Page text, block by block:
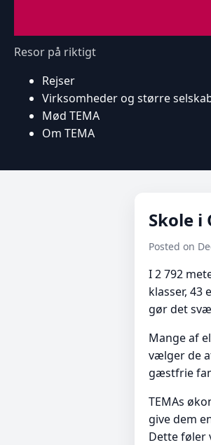
Resor på riktigt
Rejser
Virksomheder og større
Mød TEMA
Om TEMA
Skole i
Posted on
I 2 792
klasser, 43
gør det
Mange af
vælger de
gæstfrie
TEMAs
give dem
Dette føler